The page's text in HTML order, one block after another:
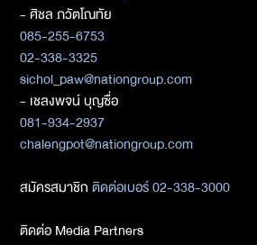
- ศิชล ภวัตโณทัย
085-255-6753
02-338-3325
sichol_paw@nationgroup.com
- เชลงพจน์ บุญซื่อ
081-934-2937
chalengpot@nationgroup.com
สมัครสมาชิกติดต่อเบอร์ 02-338-3000
ติดต่อ Media Partners